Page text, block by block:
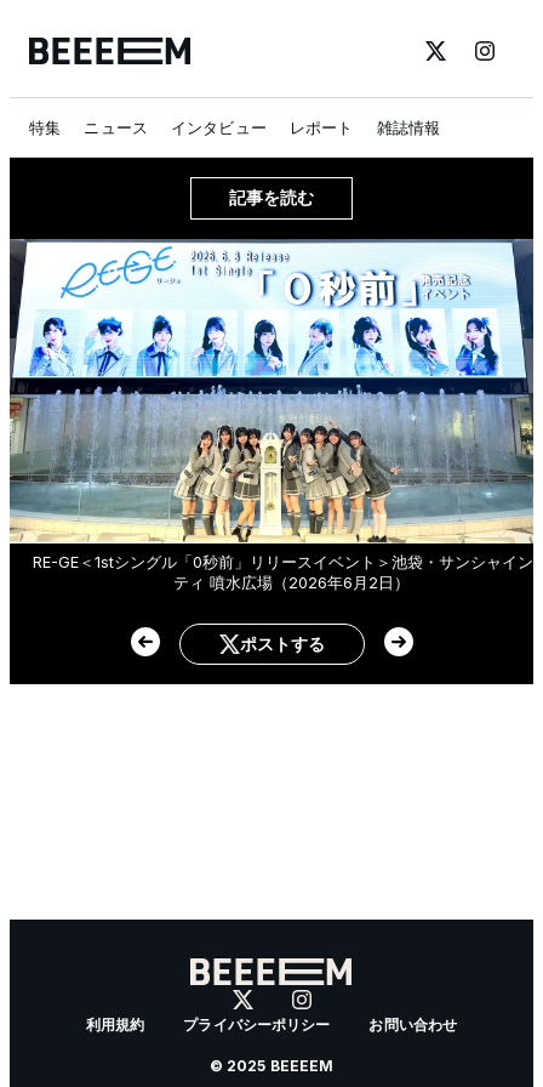
特集 ニュース インタビュー レポート 雑誌情報
記事を読む
RE-GE＜1stシングル「0秒前」リリースイベント＞池袋・サンシャイン
ティ 噴水広場（2026年6月2日）
ポストする
利用規約 プライバシーポリシー お問い合わせ
© 2025 BEEEEM